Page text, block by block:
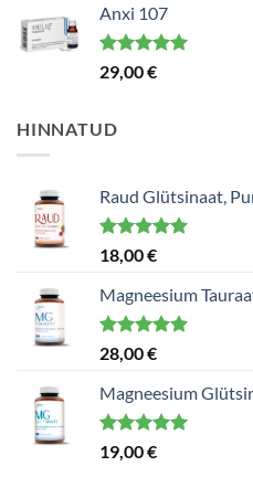
Anxi 107
Hinnanguga
5.00
29,00€
HINNATUD
Raud Glütsinaat,
Hinnanguga
5.00
18,00€
Magneesium
Hinnanguga
5.00
28,00€
Magneesium
Hinnanguga
5.00
19,00€